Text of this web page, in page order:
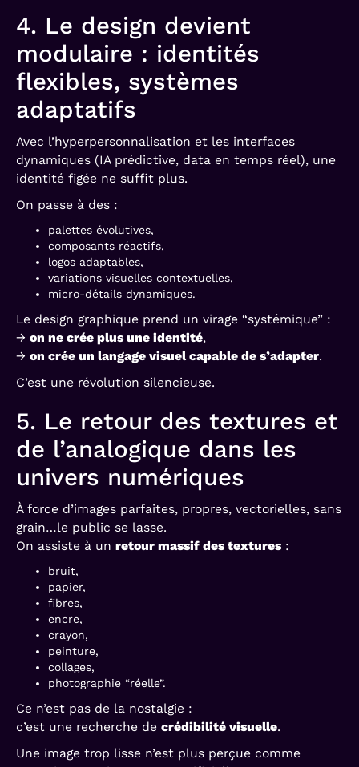
4. Le design devient
modulaire : identités
flexibles, systèmes
adaptatifs
Avec l’hyperpersonnalisation et les interfaces
dynamiques (IA prédictive, data en temps réel), une
identité figée ne suffit plus.
On passe à des :
palettes évolutives,
composants réactifs,
logos adaptables,
variations visuelles contextuelles,
micro-détails dynamiques.
Le design graphique prend un virage “systémique” :
→ on ne crée plus une identité,
→ on crée un langage visuel capable de s’adapter.
C’est une révolution silencieuse.
5. Le retour des textures et
de l’analogique dans les
univers numériques
À force d’images parfaites, propres, vectorielles, sans
grain…le public se lasse.
On assiste à un retour massif des textures:
bruit,
papier,
fibres,
encre,
crayon,
peinture,
collages,
photographie “réelle”.
Ce n’est pas de la nostalgie :
c’est une recherche de crédibilité visuelle.
Une image trop lisse n’est plus perçue comme